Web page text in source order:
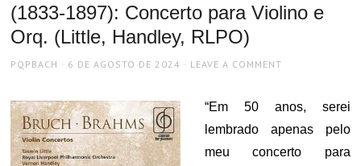
(1833-1897): Concerto para Violino e
Orq. (Little, Handley, RLPO)
AUTHOR
PQPBACH
POSTED
6 DE AGOSTO DE 2024 LEAVE A COMMENT
“Em 50 anos, serei
lembrado apenas pelo
meu concerto para